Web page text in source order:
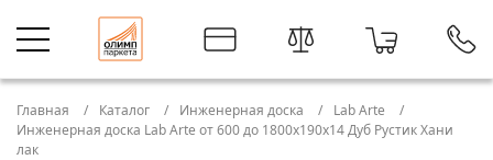
Главная Каталог Инженерная доска
Lab Arte
Инженерная доска Lab Arte от 600 до 1800х190х14 Дуб Рустик Хани
лак